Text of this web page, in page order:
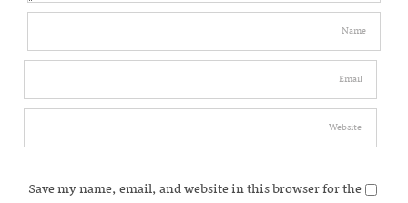
Save my name, email, and website in this browser for the